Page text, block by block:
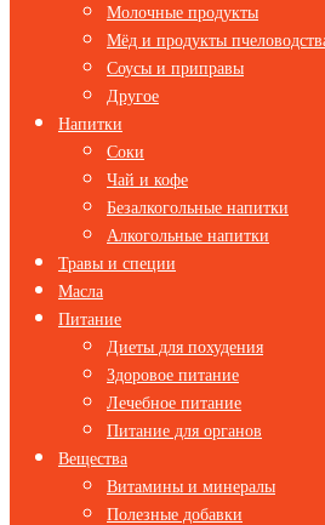
Молочные продукты
Мёд и продукты
Соусы и приправы
Другое
Напитки
Соки
Чай и кофе
Безалкогольные напитки
Алкогольные напитки
Травы и специи
Масла
Питание
Диеты для похудения
Здоровое питание
Лечебное питание
Питание для органов
Вещества
Витамины и минералы
Полезные добавки